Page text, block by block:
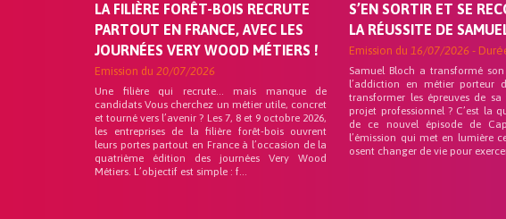
LA FILIÈRE FORÊT-BOIS RECRUTE
PARTOUT EN FRANCE, AVEC LES
JOURNÉES VERY WOOD MÉTIERS !
Emission du 20/07/2026
Une filière qui recrute… mais manque de
candidats Vous cherchez un métier utile, concret
et tourné vers l’avenir ? Les 7, 8 et 9 octobre 2026,
les entreprises de la filière forêt-bois ouvrent
leurs portes partout en France à l’occasion de la
quatrième édition des journées Very Wood
Métiers. L’objectif est simple : f...
S’EN SORTIR ET SE
LA RÉUSSITE DE
Emission du16/07/2026 -
Samuel Bloch a transformé
l’addiction en métier porteur
transformer les épreuves de
projet professionnel ? C’est la
de ce nouvel épisode de
l’émission qui met en lumière
osent changer de vie pour